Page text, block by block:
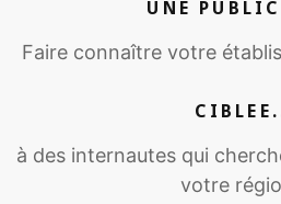
UNE
Faire connaître votre
à des internautes qui
votre